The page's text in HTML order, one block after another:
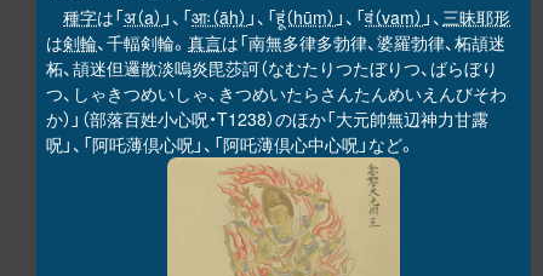
種字は「अ（a） 」、「आः（āḥ） 」、「हूं（hūṃ） 」、「वं（vaṃ） 」、三昧耶形
は剣輪、千輻剣輪。 真言は「南無多律多勃律、婆羅勃律、柘頡迷
柘、頡迷但邏散淡嗚炎毘莎訶（なむたりつたぼりつ、ばらぼり
つ、しゃきつめいしゃ、きつめいたらさんたんめいえんびそわ
か）」（部落百姓小心呪・T1238）のほか「大元帥無辺神力甘露
呪」、「阿吒薄倶心呪」、「阿吒薄倶心中心呪」など。